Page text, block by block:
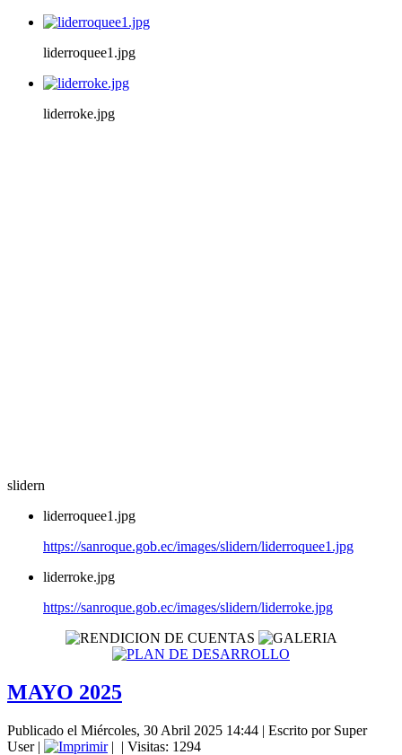
liderroquee1.jpg
liderroke.jpg
slidern
liderroquee1.jpg
https://sanroque.gob.ec/images/slidern/liderroquee1.jpg
liderroke.jpg
https://sanroque.gob.ec/images/slidern/liderroke.jpg
MAYO 2025
Publicado el Miércoles, 30 Abril 2025 14:44 | Escrito por Super
User| | | Visitas: 1294